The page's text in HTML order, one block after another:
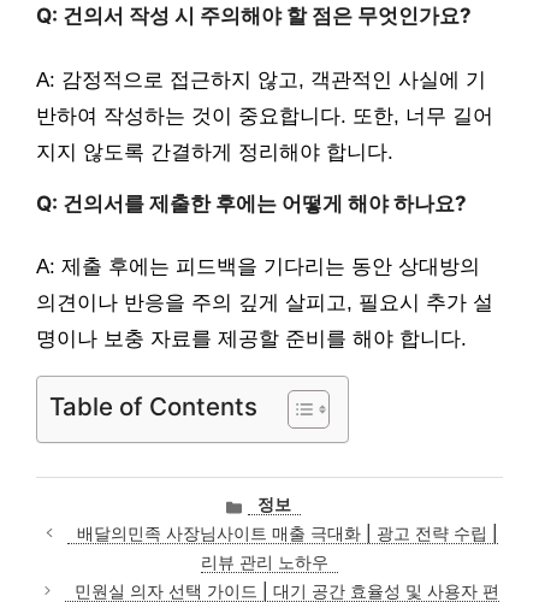
Q: 건의서 작성 시 주의해야 할 점은 무엇인가요?
A: 감정적으로 접근하지 않고, 객관적인 사실에 기
반하여 작성하는 것이 중요합니다. 또한, 너무 길어
지지 않도록 간결하게 정리해야 합니다.
Q: 건의서를 제출한 후에는 어떻게 해야 하나요?
A: 제출 후에는 피드백을 기다리는 동안 상대방의
의견이나 반응을 주의 깊게 살피고, 필요시 추가 설
명이나 보충 자료를 제공할 준비를 해야 합니다.
Table of Contents
카
테
고
리
정보
배달의민족 사장님사이트 매출 극대화 | 광고 전략 수립 |
리뷰 관리 노하우
민원실 의자 선택 가이드 | 대기 공간 효율성 및 사용자 편